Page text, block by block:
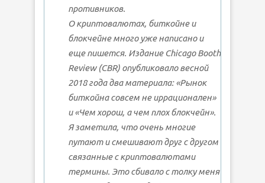
противников.
О криптовалютах, биткойне и
блокчейне много уже написано и
еще пишется. Издание Chicago Booth
Review (CBR) опубликовало весной
2018 года два материала: «Рынок
биткойна совсем не иррационален»
и «Чем хорош, а чем плох блокчейн».
Я заметила, что очень многие
путают и смешивают друг с другом
связанные с криптовалютами
термины. Это сбивало с толку меня